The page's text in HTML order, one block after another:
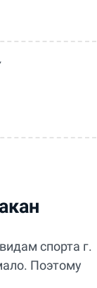
спорта г.
Поэтому